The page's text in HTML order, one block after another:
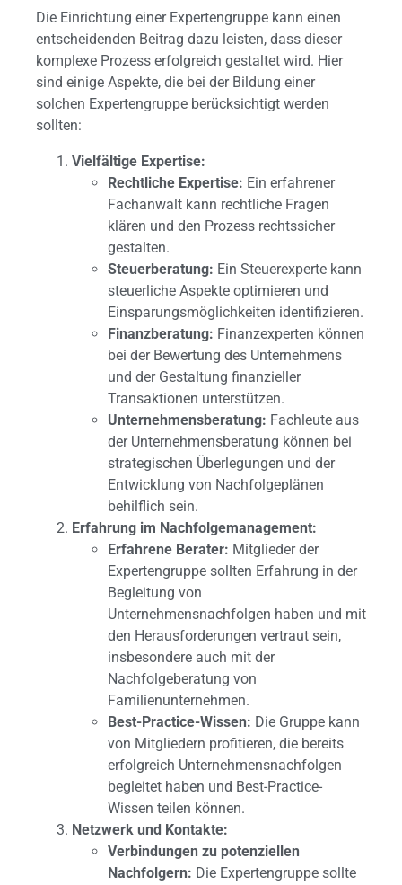
Die Einrichtung einer Expertengruppe kann einen
entscheidenden Beitrag dazu leisten, dass dieser
komplexe Prozess erfolgreich gestaltet wird. Hier
sind einige Aspekte, die bei der Bildung einer
solchen Expertengruppe berücksichtigt werden
sollten:
Vielfältige Expertise:
Rechtliche Expertise: Ein erfahrener
Fachanwalt kann rechtliche Fragen
klären und den Prozess rechtssicher
gestalten.
Steuerberatung: Ein Steuerexperte kann
steuerliche Aspekte optimieren und
Einsparungsmöglichkeiten identifizieren.
Finanzberatung: Finanzexperten können
bei der Bewertung des Unternehmens
und der Gestaltung finanzieller
Transaktionen unterstützen.
Unternehmensberatung: Fachleute aus
der Unternehmensberatung können bei
strategischen Überlegungen und der
Entwicklung von Nachfolgeplänen
behilflich sein.
Erfahrung im Nachfolgemanagement:
Erfahrene Berater: Mitglieder der
Expertengruppe sollten Erfahrung in der
Begleitung von
Unternehmensnachfolgen haben und mit
den Herausforderungen vertraut sein,
insbesondere auch mit der
Nachfolgeberatung von
Familienunternehmen.
Best-Practice-Wissen: Die Gruppe kann
von Mitgliedern profitieren, die bereits
erfolgreich Unternehmensnachfolgen
begleitet haben und Best-Practice-
Wissen teilen können.
Netzwerk und Kontakte:
Verbindungen zu potenziellen
Nachfolgern: Die Expertengruppe sollte